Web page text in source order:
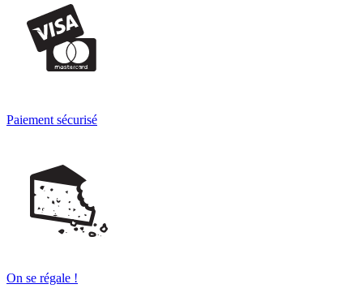
Paiement sécurisé
On se régale !